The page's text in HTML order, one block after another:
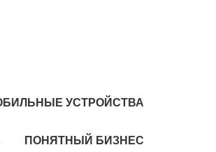
УСТРОЙСТВА
ПОНЯТНЫЙ БИЗНЕС